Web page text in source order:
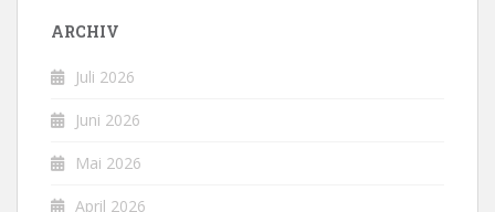
ARCHIV
Juli 2026
Juni 2026
Mai 2026
April 2026